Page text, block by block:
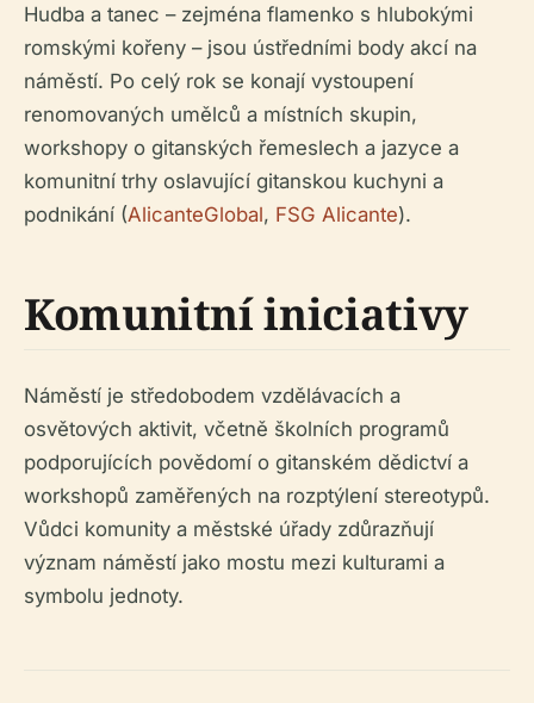
Hudba a tanec – zejména flamenko s hlubokými
romskými kořeny – jsou ústředními body akcí na
náměstí. Po celý rok se konají vystoupení
renomovaných umělců a místních skupin,
workshopy o gitanských řemeslech a jazyce a
komunitní trhy oslavující gitanskou kuchyni a
podnikání (AlicanteGlobal, FSG Alicante).
Komunitní iniciativy
Náměstí je středobodem vzdělávacích a
osvětových aktivit, včetně školních programů
podporujících povědomí o gitanském dědictví a
workshopů zaměřených na rozptýlení stereotypů.
Vůdci komunity a městské úřady zdůrazňují
význam náměstí jako mostu mezi kulturami a
symbolu jednoty.